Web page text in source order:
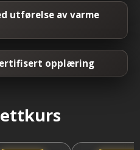
utførelse av varme
opplæring